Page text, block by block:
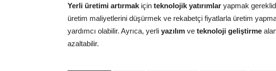
Yerli üretimi artırmak için teknolojik yatırımlar yapmak
üretim maliyetlerini düşürmek ve rekabetçi fiyatlarla üretim
yardımcı olabilir. Ayrıca, yerli yazılım ve teknoloji geliştirme
azaltabilir.